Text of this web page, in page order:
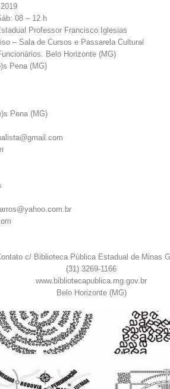
08 – 12 h
Professor Francisco Iglesias
– Sala de Cursos e Passarela Cultural
Belo Horizonte (MG)
Pena (MG)
Pena (MG)
c/ Biblioteca Pública Estadual de Minas
(31) 3269-1166
www.bibliotecapublica.mg.gov.br
Belo Horizonte (MG)